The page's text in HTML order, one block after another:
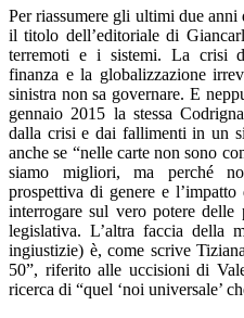
Per riassumere gli ultimi due
il titolo dell’editoriale di
terremoti e i sistemi. La crisi
finanza e la globalizzazione
sinistra non sa governare. E
gennaio 2015 la stessa
dalla crisi e dai fallimenti in un
anche se “nelle carte non sono
siamo migliori, ma perché
prospettiva di genere e
interrogare sul vero potere
legislativa. L’altra faccia della
ingiustizie) è, come scrive
50”, riferito alle uccisioni di
ricerca di “quel ‘noi universale’